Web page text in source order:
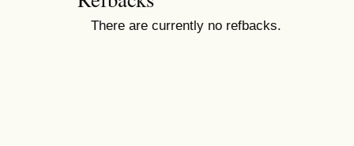
There are currently no refbacks.